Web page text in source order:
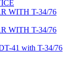
WITH T-34/76
WITH T-34/76
41 with T-34/76